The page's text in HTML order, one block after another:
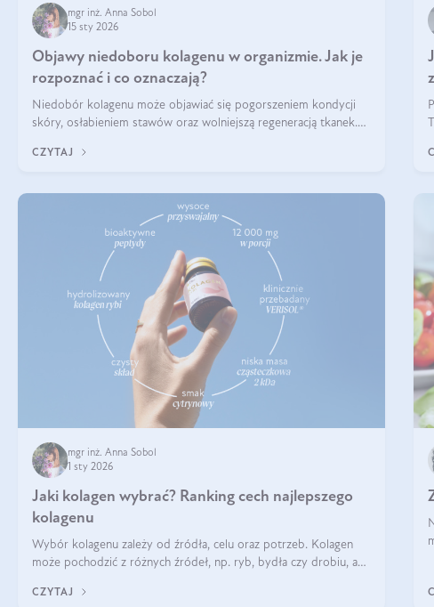
mgr inż. Anna Sobol
15 sty 2026
Objawy niedoboru kolagenu w organizmie. Jak je
rozpoznać i co oznaczają?
Niedobór kolagenu może objawiać się pogorszeniem kondycji
skóry, osłabieniem stawów oraz wolniejszą regeneracją tkanek.
skóry, bóle stawów, łamliwość paznokci oraz osłabienie włosów.
CZYTAJ
mgr inż. Anna Sobol
1 sty 2026
Jaki kolagen wybrać? Ranking cech najlepszego
kolagenu
Wybór kolagenu zależy od źródła, celu oraz potrzeb. Kolagen
może pochodzić z różnych źródeł, np. ryb, bydła czy drobiu, a
sprawdza się kolagen rybi, a dla wspierania stawów — kolagen
CZYTAJ